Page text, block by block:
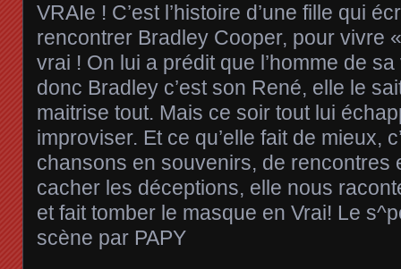
VRAIe ! C’est l’histoire d’une fille qui
rencontrer Bradley Cooper, pour vivre
vrai ! On lui a prédit que l’homme de
donc Bradley c’est son René, elle le
maitrise tout. Mais ce soir tout lui
improviser. Et ce qu’elle fait de mieux,
chansons en souvenirs, de rencontres
cacher les déceptions, elle nous
et fait tomber le masque en Vrai! Le
scène par PAPY